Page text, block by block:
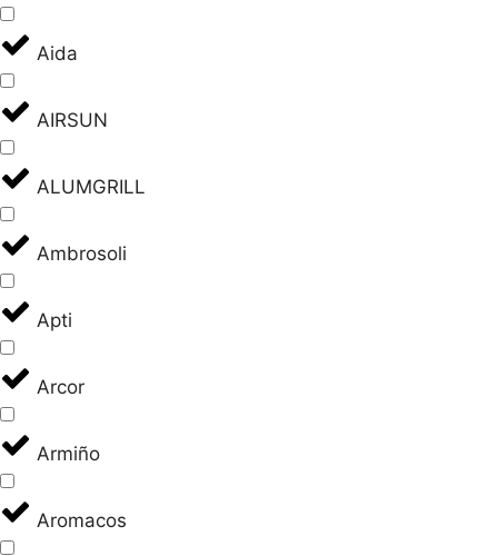
Aida
AIRSUN
ALUMGRILL
Ambrosoli
Apti
Arcor
Armiño
Aromacos